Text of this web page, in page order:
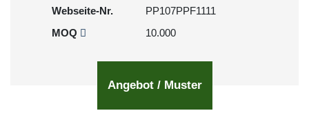
Webseite-Nr.
PP107PPF1111
MOQ
10.000
Angebot / Muster